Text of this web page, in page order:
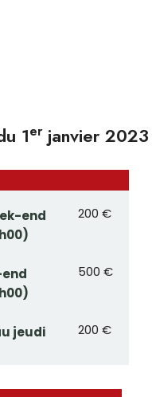
1erjanvier 2023
end
200 €
500 €
jeudi
200 €